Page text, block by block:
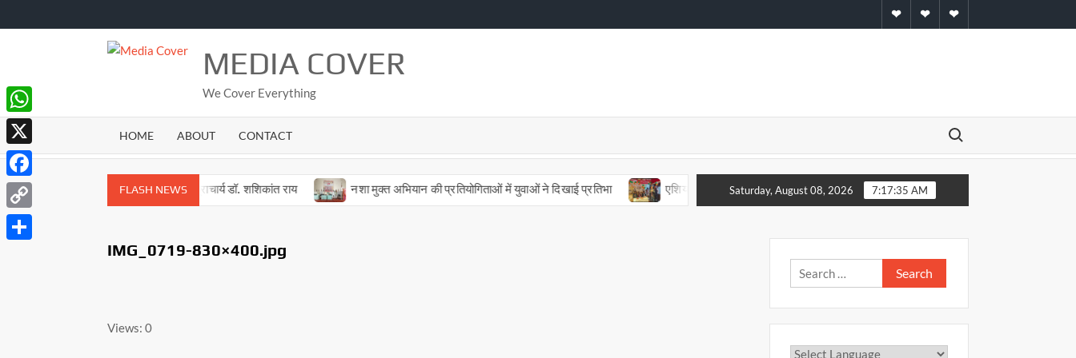
to
HomeAboutContact
MEDIA COVER
We Cover Everything
HOME ABOUT CONTACT
Search for:
FLASH NEWS
नहीं रहे सहजानंद पीजी कॉलेज के पूर्व प्राचार्य डॉ. शशिकांत राय नशा मुक्त अभियान की प्रतियोगिताओं में युवाओं ने दिखाई प्रतिभा एशिया के सबसे बड़े गांव में मना ” कारगिल विजय दिवस” सादात और बिरनो ब्लाक को मिले नये
Saturday, August 08, 2026 7:17:35 AM
IMG_0719-830×400.jpg
Views: 0
Search
for:
WhatsApp
X
Facebook
Copy